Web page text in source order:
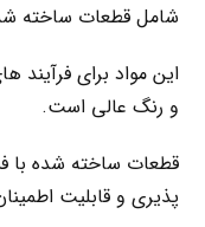
شامل قطعات ساخته
این مواد برای فرآیند
و رنگ عالی است.
قطعات ساخته شده با
پذیری و قابلیت